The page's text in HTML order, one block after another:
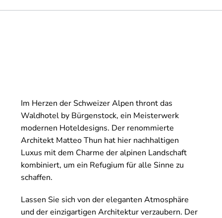
Im Herzen der Schweizer Alpen thront das
Waldhotel by Bürgenstock, ein Meisterwerk
modernen Hoteldesigns. Der renommierte
Architekt Matteo Thun hat hier nachhaltigen
Luxus mit dem Charme der alpinen Landschaft
kombiniert, um ein Refugium für alle Sinne zu
schaffen.
Lassen Sie sich von der eleganten Atmosphäre
und der einzigartigen Architektur verzaubern. Der